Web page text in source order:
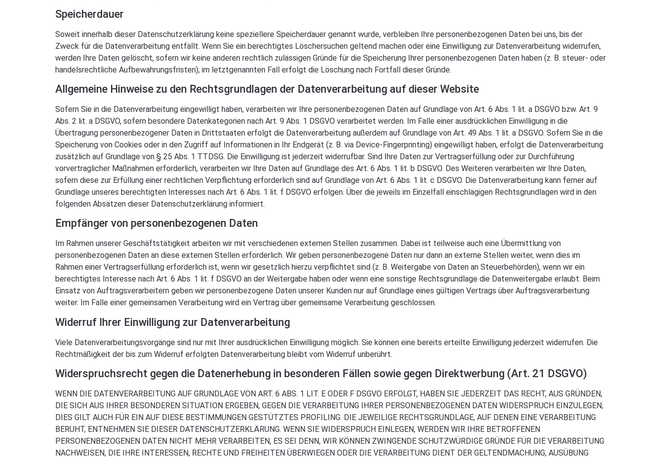
Speicherdauer
Soweit innerhalb dieser Datenschutzerklärung keine speziellere Speicherdauer genannt wurde, verbleiben Ihre personenbezogenen Daten bei uns, bis der
Zweck für die Datenverarbeitung entfällt. Wenn Sie ein berechtigtes Löschersuchen geltend machen oder eine Einwilligung zur Datenverarbeitung widerrufen,
werden Ihre Daten gelöscht, sofern wir keine anderen rechtlich zulässigen Gründe für die Speicherung Ihrer personenbezogenen Daten haben (z. B. steuer- oder
handelsrechtliche Aufbewahrungsfristen); im letztgenannten Fall erfolgt die Löschung nach Fortfall dieser Gründe.
Allgemeine Hinweise zu den Rechtsgrundlagen der Datenverarbeitung auf dieser Website
Sofern Sie in die Datenverarbeitung eingewilligt haben, verarbeiten wir Ihre personenbezogenen Daten auf Grundlage von Art. 6 Abs. 1 lit. a DSGVO bzw. Art. 9
Abs. 2 lit. a DSGVO, sofern besondere Datenkategorien nach Art. 9 Abs. 1 DSGVO verarbeitet werden. Im Falle einer ausdrücklichen Einwilligung in die
Übertragung personenbezogener Daten in Drittstaaten erfolgt die Datenverarbeitung außerdem auf Grundlage von Art. 49 Abs. 1 lit. a DSGVO. Sofern Sie in die
Speicherung von Cookies oder in den Zugriff auf Informationen in Ihr Endgerät (z. B. via Device-Fingerprinting) eingewilligt haben, erfolgt die Datenverarbeitung
zusätzlich auf Grundlage von § 25 Abs. 1 TTDSG. Die Einwilligung ist jederzeit widerrufbar. Sind Ihre Daten zur Vertragserfüllung oder zur Durchführung
vorvertraglicher Maßnahmen erforderlich, verarbeiten wir Ihre Daten auf Grundlage des Art. 6 Abs. 1 lit. b DSGVO. Des Weiteren verarbeiten wir Ihre Daten,
sofern diese zur Erfüllung einer rechtlichen Verpflichtung erforderlich sind auf Grundlage von Art. 6 Abs. 1 lit. c DSGVO. Die Datenverarbeitung kann ferner auf
Grundlage unseres berechtigten Interesses nach Art. 6 Abs. 1 lit. f DSGVO erfolgen. Über die jeweils im Einzelfall einschlägigen Rechtsgrundlagen wird in den
folgenden Absätzen dieser Datenschutzerklärung informiert.
Empfänger von personenbezogenen Daten
Im Rahmen unserer Geschäftstätigkeit arbeiten wir mit verschiedenen externen Stellen zusammen. Dabei ist teilweise auch eine Übermittlung von
personenbezogenen Daten an diese externen Stellen erforderlich. Wir geben personenbezogene Daten nur dann an externe Stellen weiter, wenn dies im
Rahmen einer Vertragserfüllung erforderlich ist, wenn wir gesetzlich hierzu verpflichtet sind (z. B. Weitergabe von Daten an Steuerbehörden), wenn wir ein
berechtigtes Interesse nach Art. 6 Abs. 1 lit. f DSGVO an der Weitergabe haben oder wenn eine sonstige Rechtsgrundlage die Datenweitergabe erlaubt. Beim
Einsatz von Auftragsverarbeitern geben wir personenbezogene Daten unserer Kunden nur auf Grundlage eines gültigen Vertrags über Auftragsverarbeitung
weiter. Im Falle einer gemeinsamen Verarbeitung wird ein Vertrag über gemeinsame Verarbeitung geschlossen.
Widerruf Ihrer Einwilligung zur Datenverarbeitung
Viele Datenverarbeitungsvorgänge sind nur mit Ihrer ausdrücklichen Einwilligung möglich. Sie können eine bereits erteilte Einwilligung jederzeit widerrufen. Die
Rechtmäßigkeit der bis zum Widerruf erfolgten Datenverarbeitung bleibt vom Widerruf unberührt.
Widerspruchsrecht gegen die Datenerhebung in besonderen Fällen sowie gegen Direktwerbung (Art. 21 DSGVO)
WENN DIE DATENVERARBEITUNG AUF GRUNDLAGE VON ART. 6 ABS. 1 LIT. E ODER F DSGVO ERFOLGT, HABEN SIE JEDERZEIT DAS RECHT, AUS GRÜNDEN,
DIE SICH AUS IHRER BESONDEREN SITUATION ERGEBEN, GEGEN DIE VERARBEITUNG IHRER PERSONENBEZOGENEN DATEN WIDERSPRUCH EINZULEGEN;
DIES GILT AUCH FÜR EIN AUF DIESE BESTIMMUNGEN GESTÜTZTES PROFILING. DIE JEWEILIGE RECHTSGRUNDLAGE, AUF DENEN EINE VERARBEITUNG
BERUHT, ENTNEHMEN SIE DIESER DATENSCHUTZERKLÄRUNG. WENN SIE WIDERSPRUCH EINLEGEN, WERDEN WIR IHRE BETROFFENEN
PERSONENBEZOGENEN DATEN NICHT MEHR VERARBEITEN, ES SEI DENN, WIR KÖNNEN ZWINGENDE SCHUTZWÜRDIGE GRÜNDE FÜR DIE VERARBEITUNG
NACHWEISEN, DIE IHRE INTERESSEN, RECHTE UND FREIHEITEN ÜBERWIEGEN ODER DIE VERARBEITUNG DIENT DER GELTENDMACHUNG, AUSÜBUNG